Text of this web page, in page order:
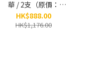
華 / 2支（原價：
$1,176）
HK$888.00
HK$1,176.00